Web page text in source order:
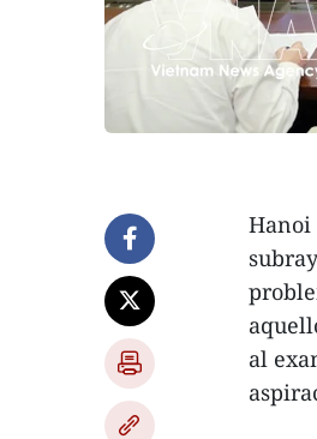
Hanoi
al